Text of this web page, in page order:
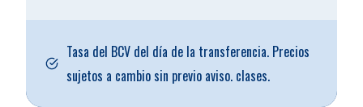
Tasa del BCV del día de la transferencia. Precios
sujetos a cambio sin previo aviso. clases.